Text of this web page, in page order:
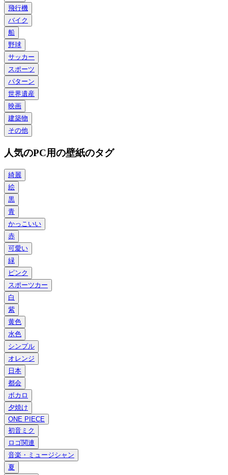
飛行機
バイク
船
野球
サッカー
スポーツ
パターン
世界遺産
映画
建築物
その他
人気のPC用の壁紙のタグ
綺麗
絵
黒
青
かっこいい
赤
可愛い
緑
ピンク
スポーツカー
白
紫
黄色
水色
シンプル
オレンジ
日本
都会
ボカロ
夕焼け
ONE PIECE
初音ミク
ロゴ関連
音楽・ミュージシャン
夏